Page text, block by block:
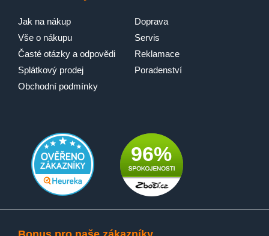
Jak na nákup
Vše o nákupu
Časté otázky a odpovědi
Splátkový prodej
Obchodní podmínky
Doprava
Servis
Reklamace
Poradenství
96%